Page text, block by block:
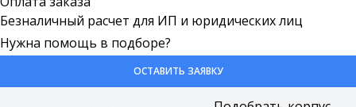
Безналичный расчет для ИП и юридических лиц
Нужна помощь в подборе?
ОСТАВИТЬ ЗАЯВКУ